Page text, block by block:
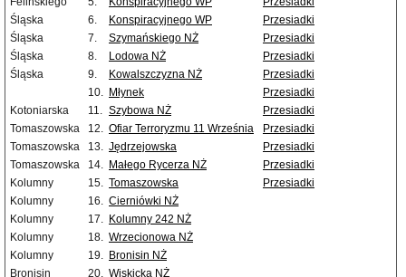
Śląska
6. Konspiracyjnego WP
Przesiadki
Śląska
7. Szymańskiego NŻ
Przesiadki
Śląska
8. Lodowa NŻ
Przesiadki
Śląska
9. Kowalszczyzna NŻ
Przesiadki
10. Młynek
Przesiadki
Kotoniarska
11. Szybowa NŻ
Przesiadki
Tomaszowska
12. Ofiar Terroryzmu 11 Września
Przesiadki
Tomaszowska
13. Jędrzejowska
Przesiadki
Tomaszowska
14. Małego Rycerza NŻ
Przesiadki
Kolumny
15. Tomaszowska
Przesiadki
Kolumny
16. Cierniówki NŻ
Kolumny
17. Kolumny 242 NŻ
Kolumny
18. Wrzecionowa NŻ
Kolumny
19. Bronisin NŻ
Bronisin
20. Wiskicka NŻ